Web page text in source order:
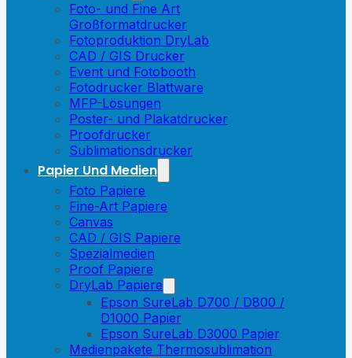
Foto- und Fine Art
Großformatdrucker
Fotoproduktion DryLab
CAD / GIS Drucker
Event und Fotobooth
Fotodrucker Blattware
MFP-Lösungen
Poster- und Plakatdrucker
Proofdrucker
Sublimationsdrucker
Papier Und Medien
Foto Papiere
Fine-Art Papiere
Canvas
CAD / GIS Papiere
Spezialmedien
Proof Papiere
DryLab Papiere
Epson SureLab D700 / D800 /
D1000 Papier
Epson SureLab D3000 Papier
Medienpakete Thermosublimation